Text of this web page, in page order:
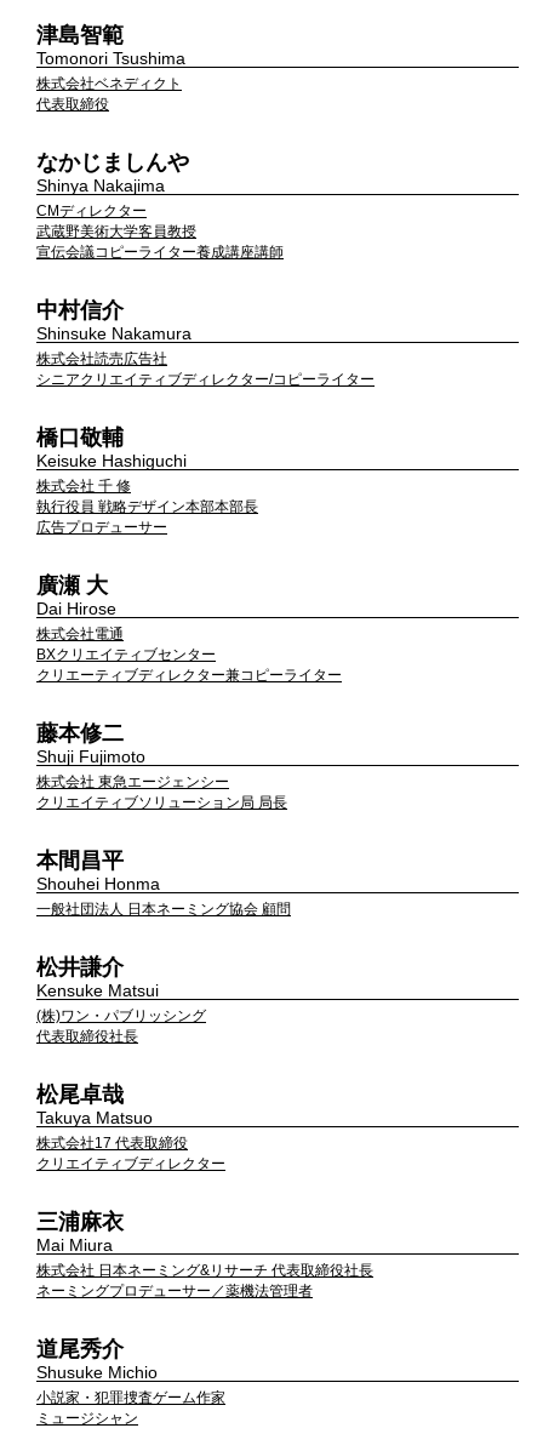
津島智範
Tomonori Tsushima
株式会社ベネディクト
代表取締役
なかじましんや
Shinya Nakajima
CMディレクター
武蔵野美術大学客員教授
宣伝会議コピーライター養成講座講師
中村信介
Shinsuke Nakamura
株式会社読売広告社
シニアクリエイティブディレクター/コピーライター
橋口敬輔
Keisuke Hashiguchi
株式会社 千 修
執行役員 戦略デザイン本部本部長
広告プロデューサー
廣瀬 大
Dai Hirose
株式会社電通
BXクリエイティブセンター
クリエーティブディレクター兼コピーライター
藤本修二
Shuji Fujimoto
株式会社 東急エージェンシー
クリエイティブソリューション局 局長
本間昌平
Shouhei Honma
一般社団法人 日本ネーミング協会 顧問
松井謙介
Kensuke Matsui
(株)ワン・パブリッシング
代表取締役社長
松尾卓哉
Takuya Matsuo
株式会社17 代表取締役
クリエイティブディレクター
三浦麻衣
Mai Miura
株式会社 日本ネーミング&リサーチ 代表取締役社長
ネーミングプロデューサー／薬機法管理者
道尾秀介
Shusuke Michio
小説家・犯罪捜査ゲーム作家
ミュージシャン